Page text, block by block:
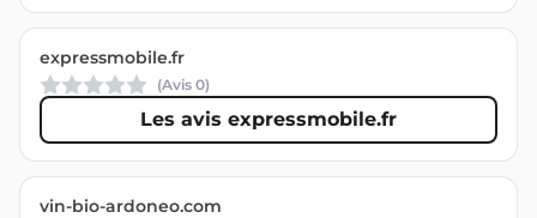
expressmobile.fr
(Avis 0)
Les avis expressmobile.fr
vin-bio-ardoneo.com